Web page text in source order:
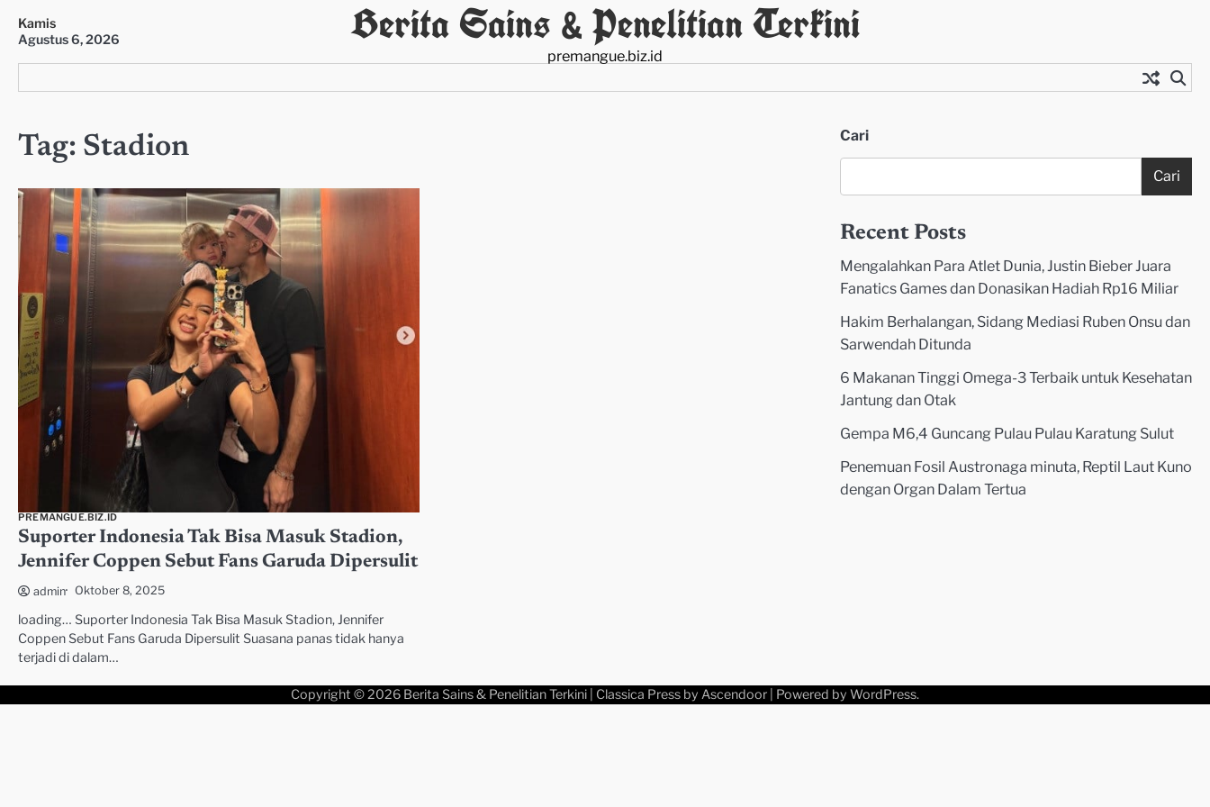
content
Kamis
Agustus 6, 2026
Berita Sains & Penelitian Terkini
premangue.biz.id
Tag: Stadion
PREMANGUE.BIZ.ID
Suporter Indonesia Tak Bisa Masuk Stadion,
Jennifer Coppen Sebut Fans Garuda Dipersulit
admin Oktober 8, 2025
loading… Suporter Indonesia Tak Bisa Masuk Stadion, Jennifer
Coppen Sebut Fans Garuda Dipersulit Suasana panas tidak hanya
terjadi di dalam…
Cari
Cari
Recent Posts
Mengalahkan Para Atlet Dunia, Justin Bieber Juara
Fanatics Games dan Donasikan Hadiah Rp16 Miliar
Hakim Berhalangan, Sidang Mediasi Ruben Onsu dan
Sarwendah Ditunda
6 Makanan Tinggi Omega-3 Terbaik untuk Kesehatan
Jantung dan Otak
Gempa M6,4 Guncang Pulau Pulau Karatung Sulut
Penemuan Fosil Austronaga minuta, Reptil Laut Kuno
dengan Organ Dalam Tertua
Copyright © 2026 Berita Sains & Penelitian Terkini | Classica Press by Ascendoor | Powered by WordPress.